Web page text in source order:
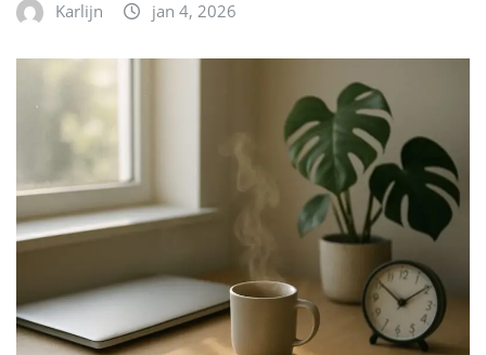
Karlijn jan 4, 2026